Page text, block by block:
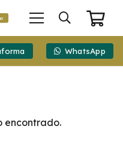
WhatsApp
encontrado.